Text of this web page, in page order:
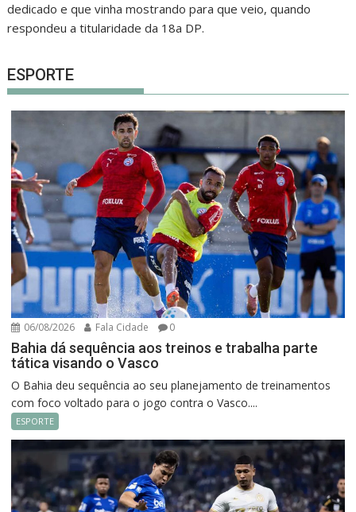
dedicado e que vinha mostrando para que veio, quando
respondeu a titularidade da 18a DP.
ESPORTE
06/08/2026 Fala Cidade 0
Bahia dá sequência aos treinos e trabalha parte
tática visando o Vasco
O Bahia deu sequência ao seu planejamento de treinamentos
com foco voltado para o jogo contra o Vasco....
ESPORTE